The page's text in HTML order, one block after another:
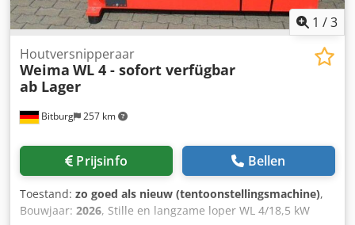
1 /3
Bitburg 257 km
Houtversnipperaar
Weima WL 4 - sofort verfügbar
ab Lager
Prijsinfo Bellen
Toestand: zo goed als nieuw (tentoonstellingsmachine),
Bouwjaar: 2026, Stille en langzame loper WL 4/18,5 kW